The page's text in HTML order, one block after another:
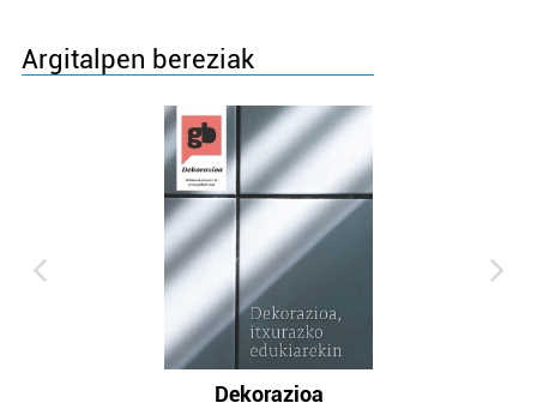
Argitalpen bereziak
Dekorazioa